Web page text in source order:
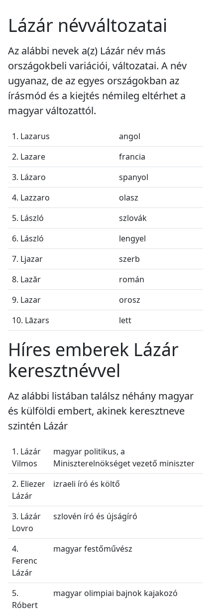
Lázár névváltozatai
Az alábbi nevek a(z) Lázár név más
országokbeli variációi, változatai. A név
ugyanaz, de az egyes országokban az
írásmód és a kiejtés némileg eltérhet a
magyar változattól.
1. Lazarus
angol
2. Lazare
francia
3. Lázaro
spanyol
4. Lazzaro
olasz
5. László
szlovák
6. László
lengyel
7. Ljazar
szerb
8. Lazăr
román
9. Lazar
orosz
10. Lāzars
lett
Híres emberek Lázár
keresztnévvel
Az alábbi listában találsz néhány magyar
és külföldi embert, akinek keresztneve
szintén Lázár
1. Lázár
Vilmos
magyar politikus, a
Miniszterelnökséget vezető miniszter
2. Eliezer
Lázár
izraeli író és költő
3. Lázár
Lovro
szlovén író és újságíró
4.
Ferenc
Lázár
magyar festőművész
5.
Róbert
magyar olimpiai bajnok kajakozó